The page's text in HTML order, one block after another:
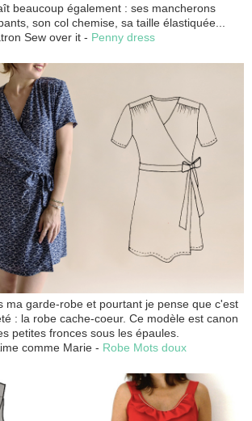
beaucoup également : ses mancherons
son col chemise, sa taille élastiquée...
Sew over it - Penny dress
ma garde-robe et pourtant je pense que c'est
: la robe cache-coeur. Ce modèle est canon
petites fronces sous les épaules.
comme Marie - Robe Mots doux